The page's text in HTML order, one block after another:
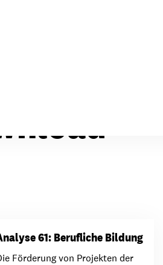
61: Berufliche Bildung
Förderung von Projekten der